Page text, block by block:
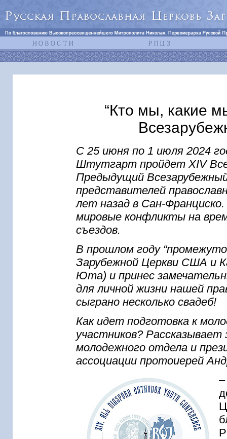
“Кто мы, какие
С 25 июня по 1 июля 2024
Штутгарт пройдет XIV
Предыдущий
представителей
лет назад в Сан-
мировые конфликты на
съездов.
В прошлом году
Зарубежной Церкви США и
Юта) и принес
для личной жизни нашей
сыграно несколько свадеб!
Как идет подготовка к
участников?
молодежного отдела и
ассоциации протоиерей